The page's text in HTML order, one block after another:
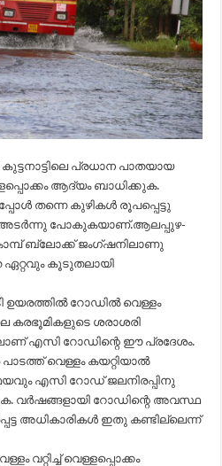
പ്രധാന പാതയായ
ആദ്യം ബാധിക്കുക.
തന്നെ കുഴികള്‍ രൂപപ്പെട്ടു
അടര്‍ന്നു പോകുകയാണ്.ആലപ്പുഴ-
ബ്ലോക്ക് ജംഗ്ഷനിലാണു
ഏറ്റവും കൂടുതലായി
ഉയരത്തില്‍ റോഡില്‍ വെള്ളം
കരഭൂമികളുടെ ശരാശരി
എസി റോഡിന്റെ ഈ പ്രദേശം.
വെള്ളം കയറ്റിയാല്‍
എസി റോഡ് ജലനിരപ്പിനു
വര്‍ഷങ്ങളായി റോഡിന്റെ അവസ്ഥ
അധികാരികള്‍ ഇതു കണ്ടില്ലെന്ന്
വറ്റിച്ച് വെള്ളപ്പൊക്കം